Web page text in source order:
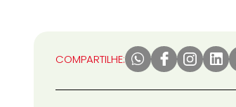
COMPARTILHE: